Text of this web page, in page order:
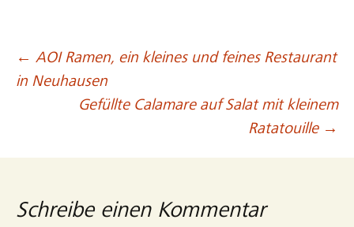
Beitragsnavigation
← AOI Ramen, ein kleines und feines Restaurant
in Neuhausen
Gefüllte Calamare auf Salat mit kleinem
Ratatouille →
Schreibe einen Kommentar